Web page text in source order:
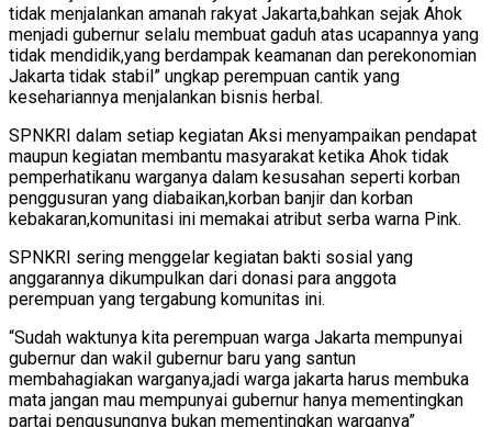
tidak menjalankan amanah rakyat Jakarta,bahkan sejak Ahok
menjadi gubernur selalu membuat gaduh atas ucapannya yang
tidak mendidik,yang berdampak keamanan dan perekonomian
Jakarta tidak stabil” ungkap perempuan cantik yang
kesehariannya menjalankan bisnis herbal.
SPNKRI dalam setiap kegiatan Aksi menyampaikan pendapat
maupun kegiatan membantu masyarakat ketika Ahok tidak
pemperhatikanu warganya dalam kesusahan seperti korban
penggusuran yang diabaikan,korban banjir dan korban
kebakaran,komunitasi ini memakai atribut serba warna Pink.
SPNKRI sering menggelar kegiatan bakti sosial yang
anggarannya dikumpulkan dari donasi para anggota
perempuan yang tergabung komunitas ini.
“Sudah waktunya kita perempuan warga Jakarta mempunyai
gubernur dan wakil gubernur baru yang santun
membahagiakan warganya,jadi warga jakarta harus membuka
mata jangan mau mempunyai gubernur hanya mementingkan
partai pengusungnya bukan mementingkan warganya”